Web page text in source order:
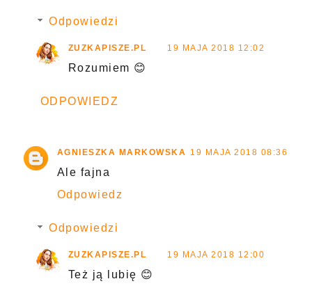
Odpowiedzi
ZUZKAPISZE.PL 19 MAJA 2018 12:02
Rozumiem 😊
ODPOWIEDZ
AGNIESZKA MARKOWSKA 19 MAJA 2018 08:36
Ale fajna
Odpowiedz
Odpowiedzi
ZUZKAPISZE.PL 19 MAJA 2018 12:00
Też ją lubię 😊